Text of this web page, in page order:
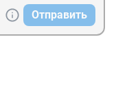
Отправить